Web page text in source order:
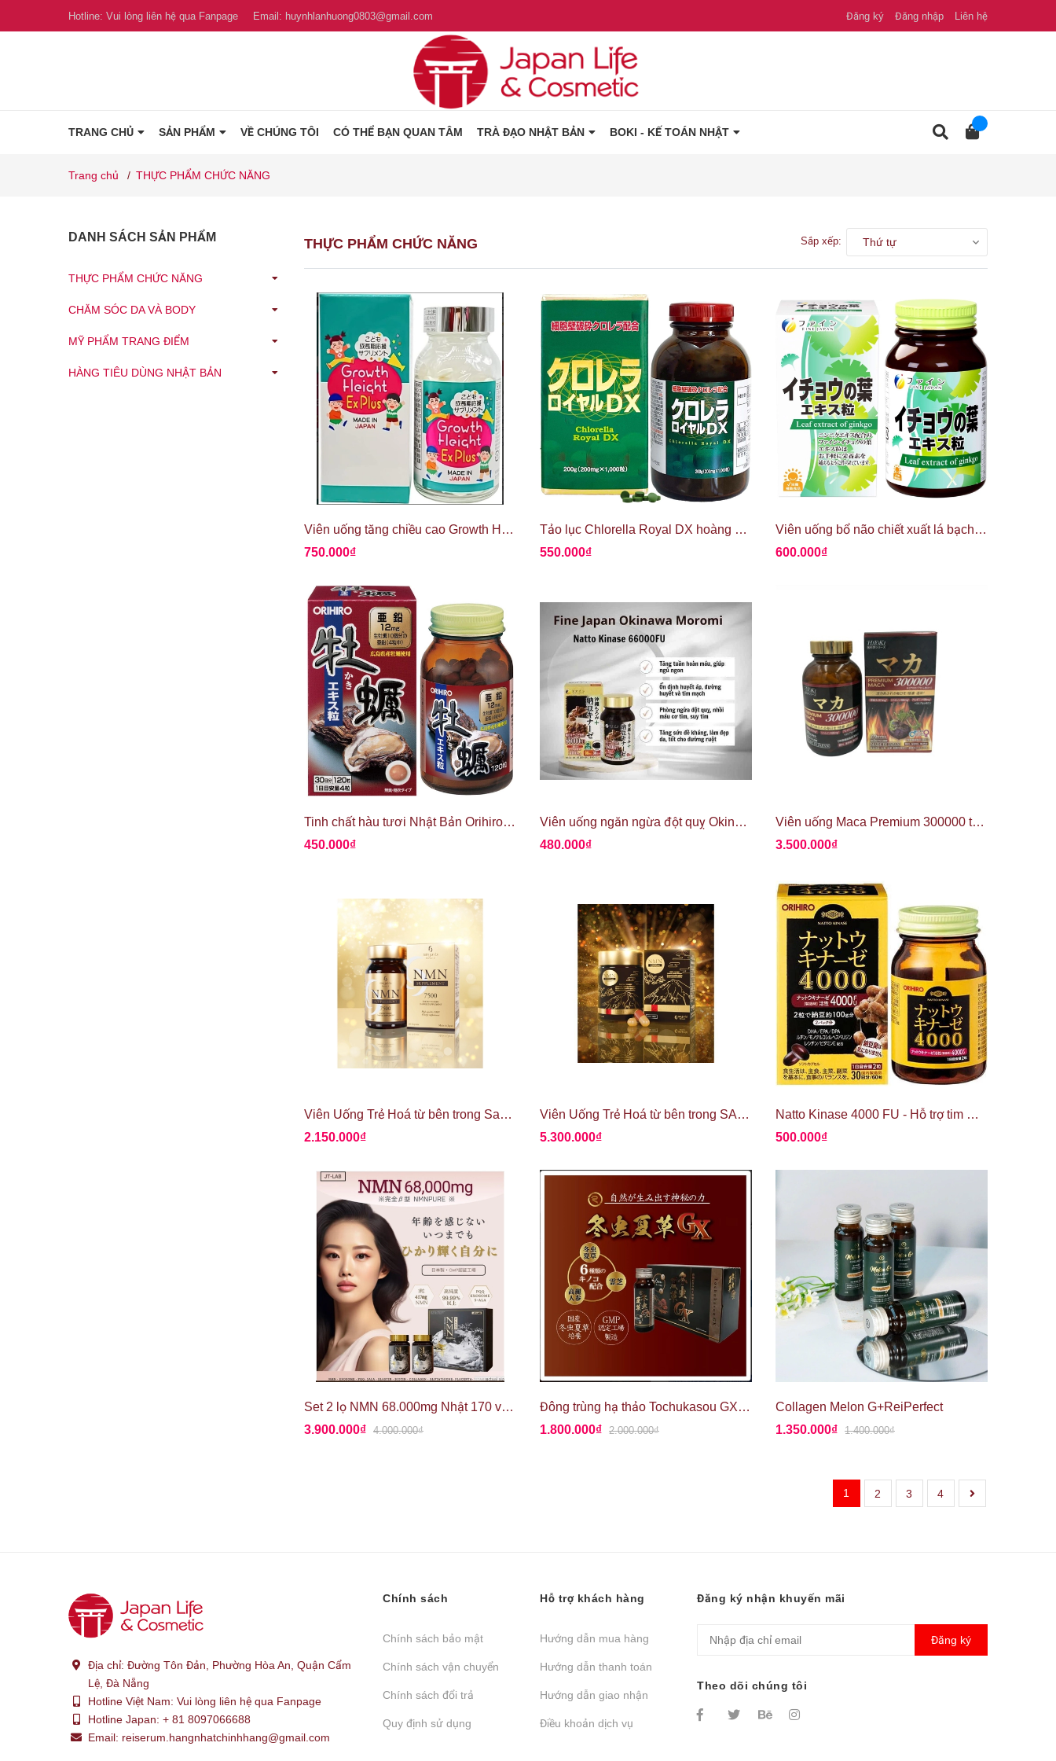
Hotline: Vui lòng liên hệ qua Fanpage Email: huynhlanhuong0803@gmail.com Đăng ký Đăng nhập Liên hệ
TRANG CHỦ SẢN PHẨM VỀ CHÚNG TÔI CÓ THỂ BẠN QUAN TÂM TRÀ ĐẠO NHẬT BẢN BOKI - KẾ TOÁN NHẬT
Trang chủ / THỰC PHẨM CHỨC NĂNG
THỰC PHẨM CHỨC NĂNG Sắp xếp: Thứ tự
Viên uống tăng chiều cao Growth Height Ex Plus
750.000₫
Tảo lục Chlorella Royal DX hoàng gia Nhật Bản
550.000₫
Viên uống bổ não chiết xuất lá bạch quả Ginko - Fine Japan
600.000₫
Tinh chất hàu tươi Nhật Bản Orihiro 120 viên
450.000₫
Viên uống ngăn ngừa đột quỵ Okinawa Moromi Natto Kinaze 66000FU
480.000₫
Viên uống Maca Premium 300000 tăng cường sinh lực Nhật Bản
3.500.000₫
Viên Uống Trẻ Hoá từ bên trong Sanjunbi NMN Supplement 7500mg
2.150.000₫
Viên Uống Trẻ Hoá từ bên trong SANJUNBI Beaute NMN Supplement 12000mg
5.300.000₫
Natto Kinase 4000 FU - Hỗ trợ tim mạch và tuần hoàn máu vượt trội từ Nhật Bản
500.000₫
Set 2 lọ NMN 68.000mg Nhật 170 viên
3.900.000₫ 4.000.000₫
Đông trùng hạ thảo Tochukasou GX dạng nước
1.800.000₫
2.000.000₫
Collagen Melon G+ReiPerfect
1.350.000₫
1.400.000₫
1 2 3 4
DANH SÁCH SẢN PHẨM
THỰC PHẨM CHỨC NĂNG
CHĂM SÓC DA VÀ BODY
MỸ PHẨM TRANG ĐIỂM
HÀNG TIÊU DÙNG NHẬT BẢN
Địa chỉ: Đường Tôn Đản, Phường Hòa An, Quận Cẩm
Lệ, Đà Nẵng
Hotline Việt Nam: Vui lòng liên hệ qua Fanpage
Hotline Japan: + 81 8097066688
Email: reiserum.hangnhatchinhhang@gmail.com
Chính sách
Chính sách bảo mật
Chính sách vận chuyển
Chính sách đổi trả
Quy định sử dụng
Hỗ trợ khách hàng
Hướng dẫn mua hàng
Hướng dẫn thanh toán
Hướng dẫn giao nhận
Điều khoản dịch vụ
Đăng ký nhận khuyến mãi
Đăng ký
Theo dõi chúng tôi